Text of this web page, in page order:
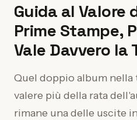
Guida al Valore
Prime Stampe,
Vale Davvero la
Quel doppio album
valere più della rata
rimane una delle uscite